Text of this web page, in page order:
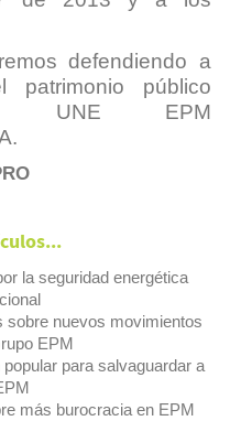
defendiendo a
patrimonio público
UNE EPM
la seguridad energética
sobre nuevos movimientos
EPM
para salvaguardar a
más burocracia en EPM